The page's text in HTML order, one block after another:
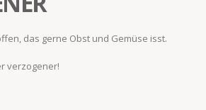
das gerne Obst und Gemüse isst.
verzogener!